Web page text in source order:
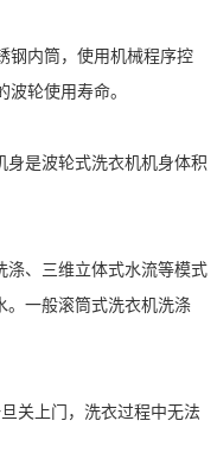
钢内筒，使用机械程序控
轮使用寿命。
是波轮式洗衣机机身体积
、三维立体式水流等模式
。一般滚筒式洗衣机洗涤
关上门，洗衣过程中无法